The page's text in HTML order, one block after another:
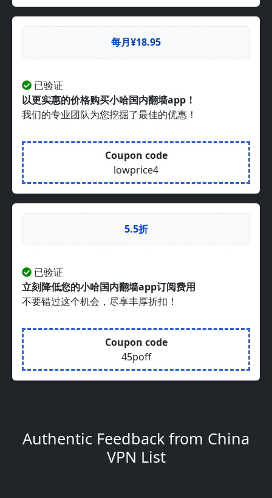
每月¥18.95
已验证
以更实惠的价格购买小哈国内翻墙app！
我们的专业团队为您挖掘了最佳的优惠！
Coupon code
lowprice4
5.5折
已验证
立刻降低您的小哈国内翻墙app订阅费用
不要错过这个机会，尽享丰厚折扣！
Coupon code
45poff
Authentic Feedback from China
VPN List